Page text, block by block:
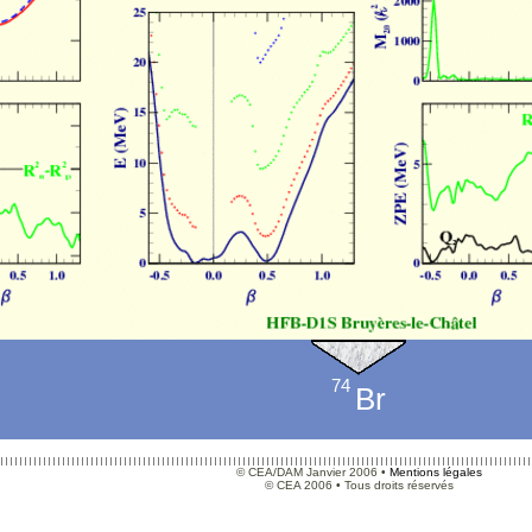
74 Br
© CEA/DAM Janvier 2006 • Mentions légales
© CEA 2006 • Tous droits réservés